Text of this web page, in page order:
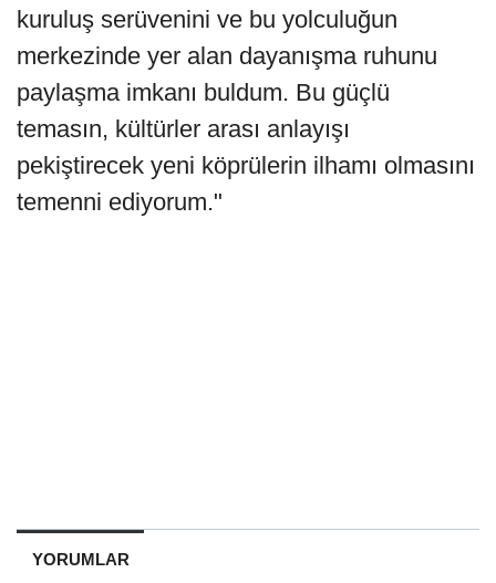
kuruluş serüvenini ve bu yolculuğun
merkezinde yer alan dayanışma ruhunu
paylaşma imkanı buldum. Bu güçlü
temasın, kültürler arası anlayışı
pekiştirecek yeni köprülerin ilhamı olmasını
temenni ediyorum."
YORUMLAR